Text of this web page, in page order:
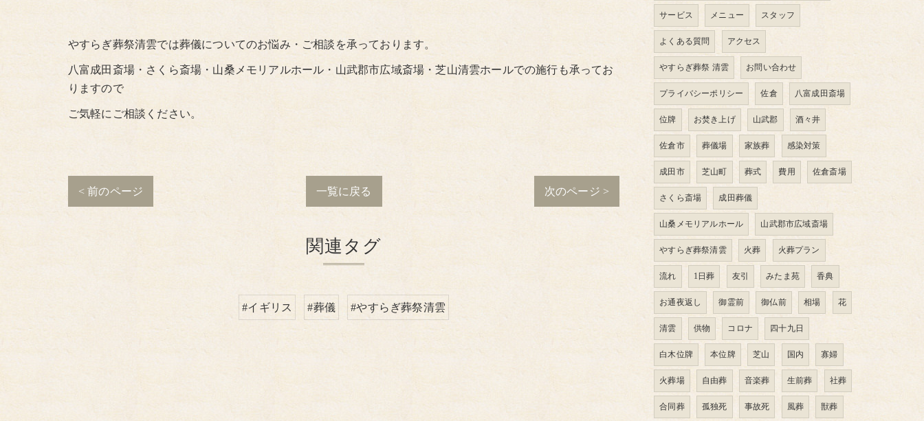
やすらぎ葬祭清雲では葬儀についてのお悩み・ご相談を承っております。
八富成田斎場・さくら斎場・山桑メモリアルホール・山武郡市広域斎場・芝山清雲ホールでの施行も承ってお
りますので
ご気軽にご相談ください。
< 前のページ 一覧に戻る 次のページ >
関連タグ
#イギリス #葬儀 #やすらぎ葬祭清雲
サービス メニュー スタッフ
よくある質問 アクセス
やすらぎ葬祭 清雲 お問い合わせ
プライバシーポリシー 佐倉 八富成田斎場
位牌 お焚き上げ 山武郡 酒々井
佐倉市 葬儀場 家族葬 感染対策
成田市 芝山町 葬式 費用 佐倉斎場
さくら斎場 成田葬儀
山桑メモリアルホール 山武郡市広域斎場
やすらぎ葬祭清雲 火葬 火葬プラン
流れ 1日葬 友引 みたま苑 香典
お通夜返し 御霊前 御仏前 相場 花
清雲 供物 コロナ 四十九日
白木位牌 本位牌 芝山 国内 寡婦
火葬場 自由葬 音楽葬 生前葬 社葬
合同葬 孤独死 事故死 風葬 獣葬